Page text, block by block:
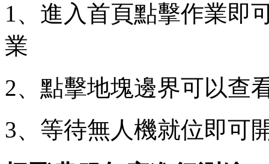
1、進入首頁點擊作業即
業
2、點擊地塊邊界可以查
3、等待無人機就位即可